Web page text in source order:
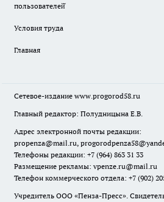
пользователей̆
Условия труда
Главная
Сетевое-издание www.progorod58.ru
Главный редактор: Полудницына Е.В.
Адрес электронной почты редакции:
propenza@mail.ru,
Телефоны редакции: +7 (964) 863 31 33
Размещение рекламы: vpenze.ru@mail.ru
Телефон коммерческого отдела: +7 (902)
Учредитель ООО «Пенза-Пресс».